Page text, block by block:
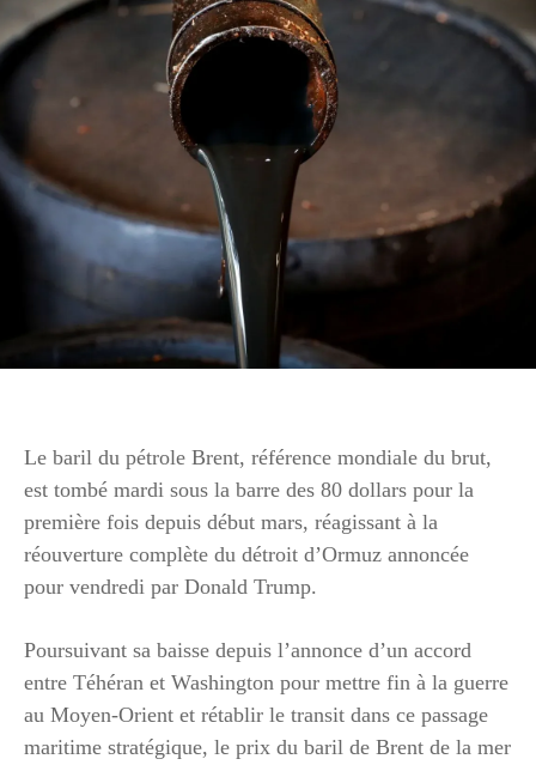
Le baril du pétrole Brent, référence mondiale du brut,
est tombé mardi sous la barre des 80 dollars pour la
première fois depuis début mars, réagissant à la
réouverture complète du détroit d’Ormuz annoncée
pour vendredi par Donald Trump.
Poursuivant sa baisse depuis l’annonce d’un accord
entre Téhéran et Washington pour mettre fin à la guerre
au Moyen-Orient et rétablir le transit dans ce passage
maritime stratégique, le prix du baril de Brent de la mer